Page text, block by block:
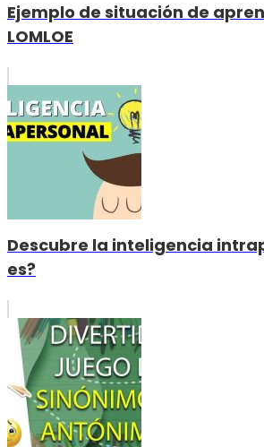
Ejemplo de situación de
LOMLOE
Descubre la inteligencia
es?